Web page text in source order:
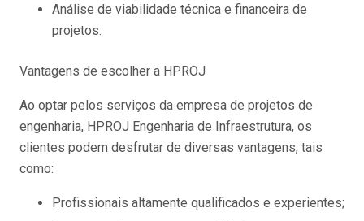
Análise de viabilidade técnica e financeira de
projetos.
Vantagens de escolher a HPROJ
Ao optar pelos serviços da empresa de projetos de
engenharia, HPROJ Engenharia de Infraestrutura, os
clientes podem desfrutar de diversas vantagens, tais
como:
Profissionais altamente qualificados e experientes;